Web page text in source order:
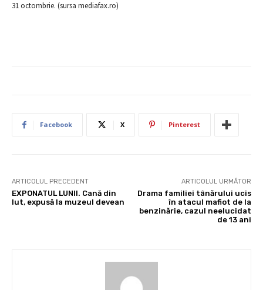
31 octombrie. (sursa mediafax.ro)
Facebook X Pinterest
ARTICOLUL PRECEDENT
EXPONATUL LUNII. Cană din
lut, expusă la muzeul devean
ARTICOLUL URMĂTOR
Drama familiei tânărului ucis
în atacul mafiot de la
benzinărie, cazul neelucidat
de 13 ani